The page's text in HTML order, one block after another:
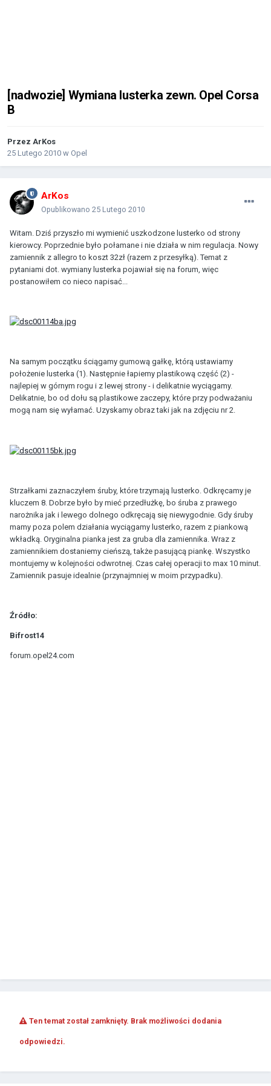
[nadwozie] Wymiana lusterka zewn. Opel Corsa
B
Przez ArKos
25 Lutego 2010 w Opel
ArKos
Opublikowano 25 Lutego 2010
Witam. Dziś przyszło mi wymienić uszkodzone lusterko od strony
kierowcy. Poprzednie było połamane i nie działa w nim regulacja. Nowy
zamiennik z allegro to koszt 32zł (razem z przesyłką). Temat z
pytaniami dot. wymiany lusterka pojawiał się na forum, więc
postanowiłem co nieco napisać...
Na samym początku ściągamy gumową gałkę, którą ustawiamy
położenie lusterka (1). Następnie łapiemy plastikową część (2) -
najlepiej w górnym rogu i z lewej strony - i delikatnie wyciągamy.
Delikatnie, bo od dołu są plastikowe zaczepy, które przy podważaniu
mogą nam się wyłamać. Uzyskamy obraz taki jak na zdjęciu nr 2.
Strzałkami zaznaczyłem śruby, które trzymają lusterko. Odkręcamy je
kluczem 8. Dobrze było by mieć przedłużkę, bo śruba z prawego
narożnika jak i lewego dolnego odkręcają się niewygodnie. Gdy śruby
mamy poza polem działania wyciągamy lusterko, razem z piankową
wkładką. Oryginalna pianka jest za gruba dla zamiennika. Wraz z
zamiennikiem dostaniemy cieńszą, także pasującą piankę. Wszystko
montujemy w kolejności odwrotnej. Czas całej operacji to max 10 minut.
Zamiennik pasuje idealnie (przynajmniej w moim przypadku).
Źródło:
Bifrost14
forum.opel24.com
Ten temat został zamknięty. Brak możliwości dodania
odpowiedzi.